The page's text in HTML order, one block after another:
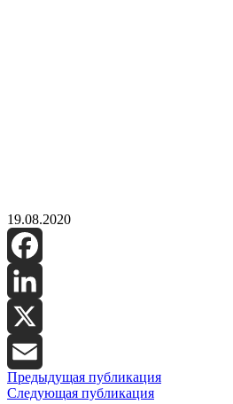
19.08.2020
Facebook
LinkedIn
X
Email
Предыдущая публикация
Следующая публикация